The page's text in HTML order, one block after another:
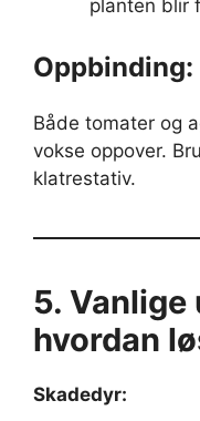
planten blir
Oppbinding:
Både tomater og
vokse oppover.
klatrestativ.
5.
hvordan
Skadedyr: